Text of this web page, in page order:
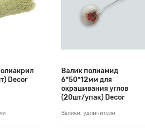
Decor
Валик полиамид
6*50*12мм для
окрашивания углов
(20шт/упак) Decor
Валики, удлинители